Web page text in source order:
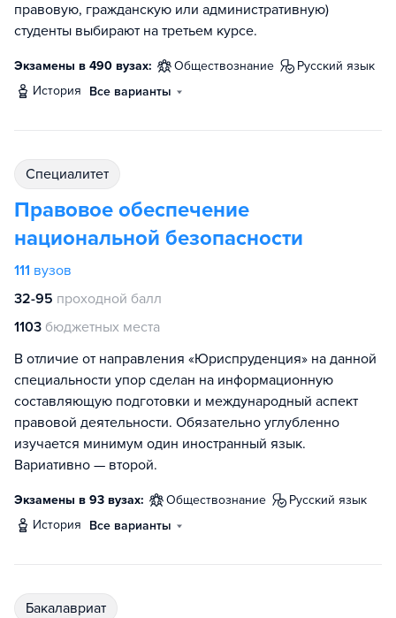
правовую, гражданскую или административную)
студенты выбирают на третьем курсе.
Экзамены в 490 вузах: обществознание
русский язык
история
Все варианты
специалитет
Правовое обеспечение
национальной безопасности
111 вузов
32-95 проходной балл
1103 бюджетных места
В отличие от направления «Юриспруденция» на данной
специальности упор сделан на информационную
составляющую подготовки и международный аспект
правовой деятельности. Обязательно углубленно
изучается минимум один иностранный язык.
Вариативно — второй.
Экзамены в 93 вузах: обществознание
русский язык
история
Все варианты
бакалавриат